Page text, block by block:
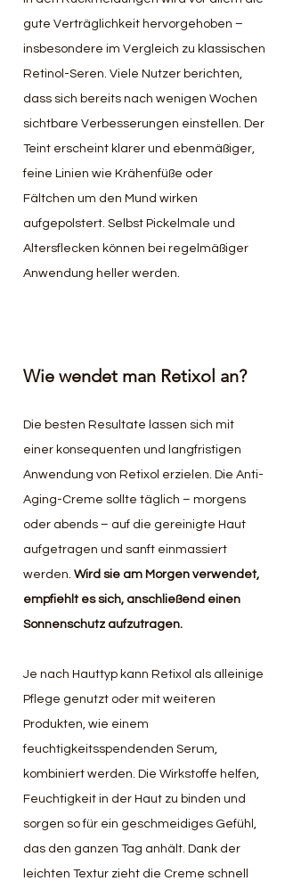
gute Verträglichkeit hervorgehoben –
insbesondere im Vergleich zu klassischen
Retinol-Seren. Viele Nutzer berichten,
dass sich bereits nach wenigen Wochen
sichtbare Verbesserungen einstellen. Der
Teint erscheint klarer und ebenmäßiger,
feine Linien wie Krähenfüße oder
Fältchen um den Mund wirken
aufgepolstert. Selbst Pickelmale und
Altersflecken können bei regelmäßiger
Anwendung heller werden.
Wie wendet man Retixol an?
Die besten Resultate lassen sich mit
einer konsequenten und langfristigen
Anwendung von Retixol erzielen. Die Anti-
Aging-Creme sollte täglich – morgens
oder abends – auf die gereinigte Haut
aufgetragen und sanft einmassiert
werden. Wird sie am Morgen verwendet,
empfiehlt es sich, anschließend einen
Sonnenschutz aufzutragen.
Je nach Hauttyp kann Retixol als alleinige
Pflege genutzt oder mit weiteren
Produkten, wie einem
feuchtigkeitsspendenden Serum,
kombiniert werden. Die Wirkstoffe helfen,
Feuchtigkeit in der Haut zu binden und
sorgen so für ein geschmeidiges Gefühl,
das den ganzen Tag anhält. Dank der
leichten Textur zieht die Creme schnell